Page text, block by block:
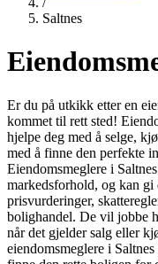
Saltnes
Er du på utkikk etter en
kommet til rett sted!
hjelpe deg med å selge,
med å finne den perfekte
Eiendomsmeglere i
markedsforhold, og kan
prisvurderinger,
bolighandel. De vil jobbe
når det gjelder salg eller
eiendomsmeglere i